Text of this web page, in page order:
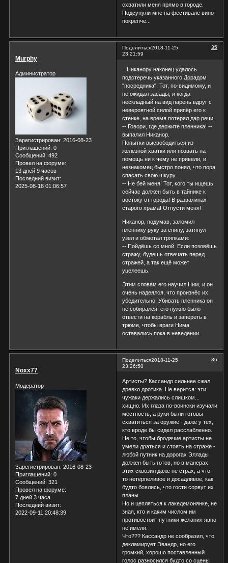
схватили меня прямо в городе.
Подсунули мне на фестивале вино
покрепче...
Поделиться 35
2018-11-25
23:21:59
Murphy
Администратор
Зарегистрирован: 2016-08-23
Приглашений: 0
Сообщений: 492
Провел на форуме:
13 дней 9 часов
Последний визит:
2025-08-18 01:06:57
...Никанору наконец удалось
подстеречь указанного Дорадом
"посредника". Тот, по-видимому, и
не ожидал засады, и когда
нескладный на вид парень вдруг с
невероятной силой припёр его к
стенке, на время потерял дар речи.
-- Говори, где держите пленника! --
выпалил Никанор.
Попытки высвободиться из
железной хватки или позвать на
помощь ни к чему не привели, и
незнакомец быстро понял, что пора
спасать свою шкуру.
-- Не бей меня! Тот, кого ты ищешь,
сейчас должен быть в тайнике к
востоку от города! В развалинах
старого храма! Отпусти меня!
Никанор, подумав, заломил
пленнику руку за спину, затянул
узел и обмотал тряпками:
-- Пойдёшь со мной. Если позовёшь
стражу, будешь отвечать перед
стражей, а так ещё может
уцелеешь.
Этим словам его научил Ним, и он
очень надеялся, что произнёс их
убедительно. Убивать пленника он
не собирался: его нужно было
отвести на корабль и запереть в
трюме, чтобы враги Нима
оставались пока в неведении.
Поделиться 36
2018-11-25
23:26:50
Noxx77
Модератор
Зарегистрирован: 2016-08-23
Приглашений: 0
Сообщений: 321
Провел на форуме:
7 дней 3 часа
Последний визит:
2022-09-11 20:48:39
Артисты? Кассандр сильнее сжал
древко дротика. Не верится: эти
чужаки держались слишком...
хищно. Их глаза по-воински изучали
местность, а руки были готовы
схватиться за оружие - даже у тех,
кто вроде бы сидел расслабленно.
Не то, чтобы бродячие артисты не
умели драться и стоять на страже -
любой путник на дорогах Эллады
должен быть готов, но в манерах
этих сквозил даже не страх, а что-
то нетерпеливое и досадливое, как
будто боялись, что гости сорвут их
планы.
Но и цепляться к лакедемонянке, не
зная, кто и каким числом им
противостоит путники желания явно
не имели.
Что??? Кассандр не сообразил, что
декламирует Эвандр, но его
громкий, хорошо поставленный
голос разносился будто со сцены